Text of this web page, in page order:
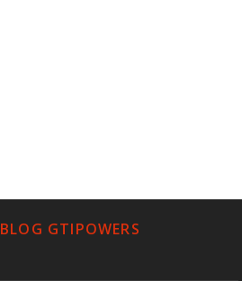
BLOG GTIPOWERS